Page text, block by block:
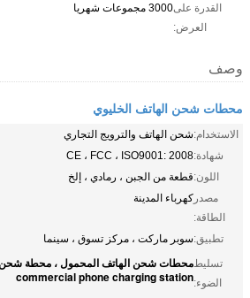
القدرة على
العرض:
3000 مجموعات شهريا
وصف
محطات شحن الهاتف الخليوي
الاستخدام:شحن الهاتف والترويج التجاري
شهادة:CE ، FCC ، ISO9001: 2008
اللون:قطعة من الجبن ، رمادي ، إلخ
مصدر
الطاقة:
كهرباء المدينة
تطبيق:سوبر ماركت ، مركز تسوق ، سينما
تسليط
الضوء:
محطات شحن الهاتف المحمول ، محطة شحن
commercial phone charging station